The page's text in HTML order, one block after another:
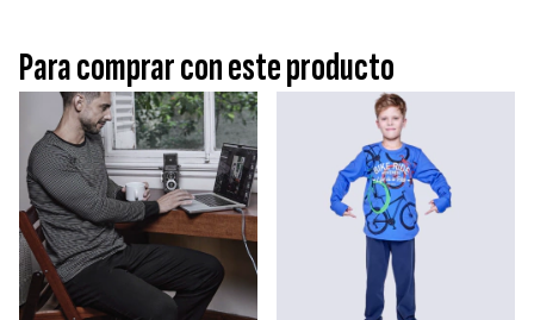
Para comprar con este producto